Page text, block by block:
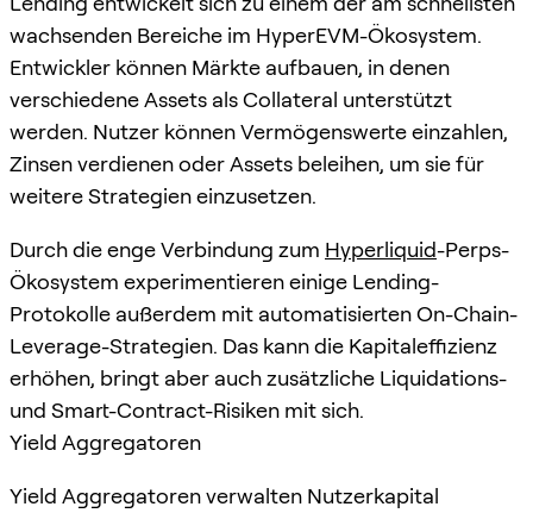
wachsenden Bereiche im HyperEVM-Ökosystem.
Entwickler können Märkte aufbauen, in denen
verschiedene Assets als Collateral unterstützt
werden. Nutzer können Vermögenswerte einzahlen,
Zinsen verdienen oder Assets beleihen, um sie für
weitere Strategien einzusetzen.
Durch die enge Verbindung zum Hyperliquid-Perps-
Ökosystem experimentieren einige Lending-
Protokolle außerdem mit automatisierten On-Chain-
Leverage-Strategien. Das kann die Kapitaleffizienz
erhöhen, bringt aber auch zusätzliche Liquidations-
und Smart-Contract-Risiken mit sich.
Yield Aggregatoren
Yield Aggregatoren verwalten Nutzerkapital